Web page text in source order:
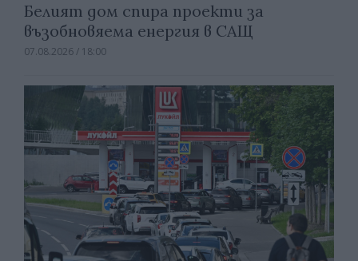
Белият дом спира проекти за
възобновяема енергия в САЩ
07.08.2026 / 18:00